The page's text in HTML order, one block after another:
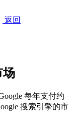
返回
场
每年支付约
搜索引擎的市